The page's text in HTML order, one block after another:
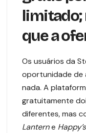
limitado;
que a
Os usuários da
oportunidade de
nada. A
gratuitamente
diferentes, mas
Lanterne